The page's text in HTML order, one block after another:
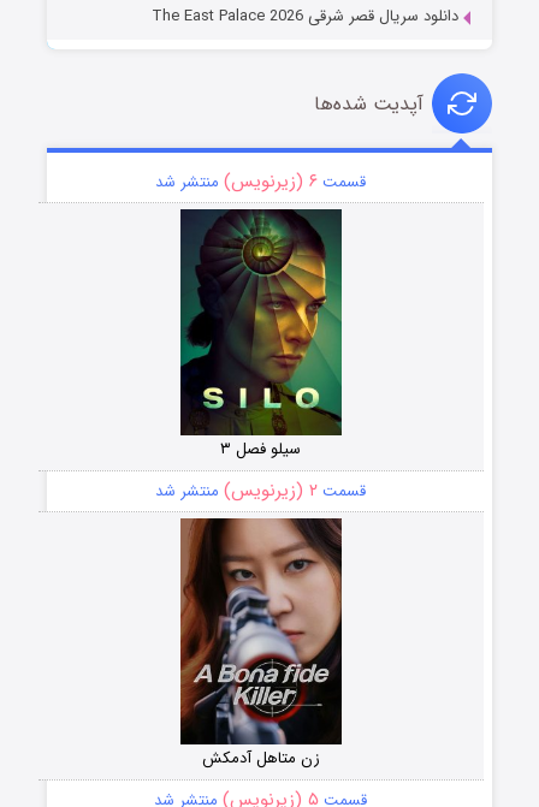
دانلود سریال قصر شرقی The East Palace 2026
آپدیت شده‌ها
قسمت ۶ (زیرنویس) منتشر شد
سیلو فصل ۳
قسمت ۲ (زیرنویس) منتشر شد
زن متاهل آدمکش
قسمت ۵ (زیرنویس) منتشر شد